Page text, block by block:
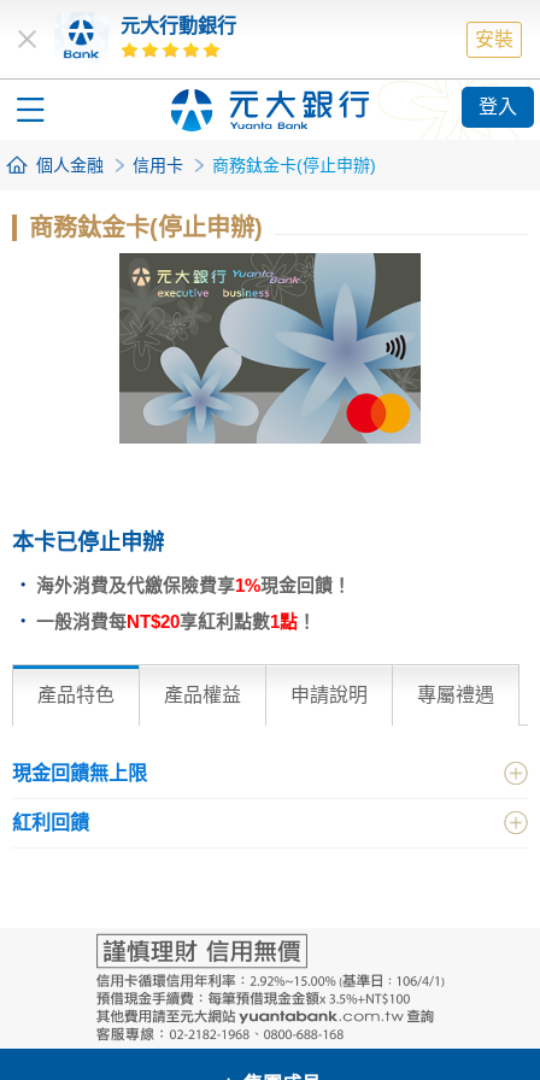
元大行動銀行
安裝
登入
個人金融 信用卡 商務鈦金卡(停止申辦)
商務鈦金卡(停止申辦)
本卡已停止申辦
海外消費及代繳保險費享1%現金回饋！
一般消費每NT$20享紅利點數1點 ！
產品特色 產品權益 申請說明 專屬禮遇
現金回饋無上限
紅利回饋